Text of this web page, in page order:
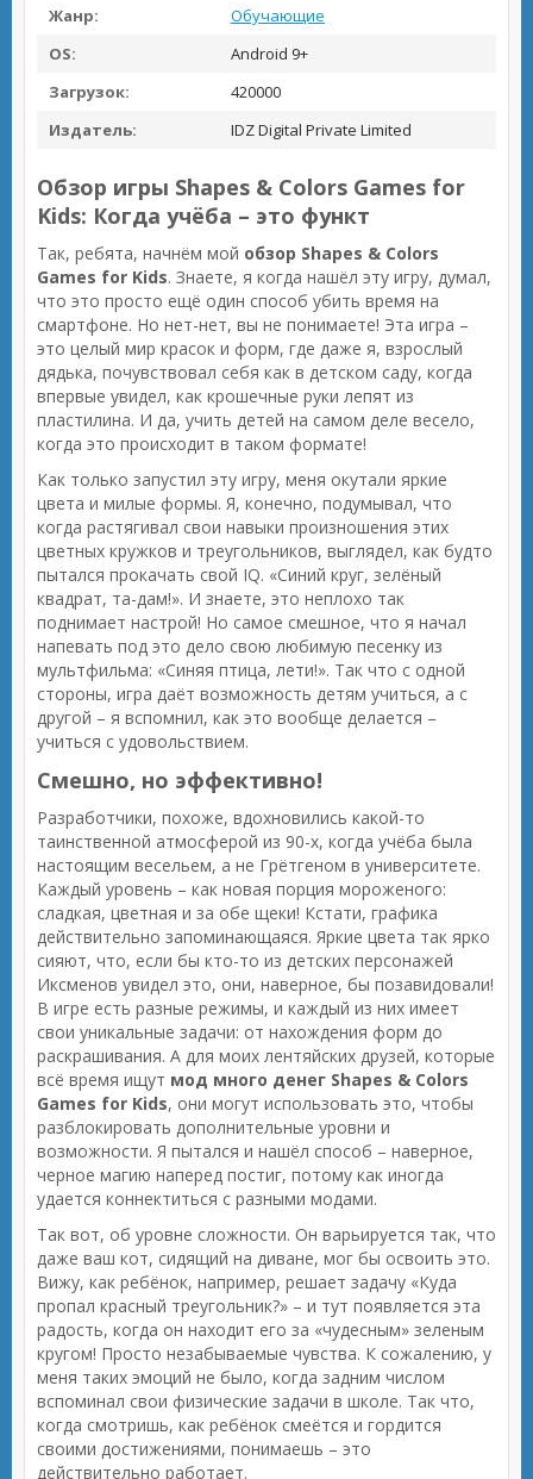
Жанр:
Обучающие
OS:
Android 9+
Загрузок:
420000
Издатель:
IDZ Digital Private Limited
Обзор игры Shapes & Colors Games for
Kids: Когда учёба – это функт
Так, ребята, начнём мой обзор Shapes & Colors
Games for Kids. Знаете, я когда нашёл эту игру, думал,
что это просто ещё один способ убить время на
смартфоне. Но нет-нет, вы не понимаете! Эта игра –
это целый мир красок и форм, где даже я, взрослый
дядька, почувствовал себя как в детском саду, когда
впервые увидел, как крошечные руки лепят из
пластилина. И да, учить детей на самом деле весело,
когда это происходит в таком формате!
Как только запустил эту игру, меня окутали яркие
цвета и милые формы. Я, конечно, подумывал, что
когда растягивал свои навыки произношения этих
цветных кружков и треугольников, выглядел, как будто
пытался прокачать свой IQ. «Синий круг, зелёный
квадрат, та-дам!». И знаете, это неплохо так
поднимает настрой! Но самое смешное, что я начал
напевать под это дело свою любимую песенку из
мультфильма: «Синяя птица, лети!». Так что с одной
стороны, игра даёт возможность детям учиться, а с
другой – я вспомнил, как это вообще делается –
учиться с удовольствием.
Смешно, но эффективно!
Разработчики, похоже, вдохновились какой-то
таинственной атмосферой из 90-х, когда учёба была
настоящим весельем, а не Грётгеном в университете.
Каждый уровень – как новая порция мороженого:
сладкая, цветная и за обе щеки! Кстати, графика
действительно запоминающаяся. Яркие цвета так ярко
сияют, что, если бы кто-то из детских персонажей
Иксменов увидел это, они, наверное, бы позавидовали!
В игре есть разные режимы, и каждый из них имеет
свои уникальные задачи: от нахождения форм до
раскрашивания. А для моих лентяйских друзей, которые
всё время ищут мод много денег Shapes & Colors
Games for Kids, они могут использовать это, чтобы
разблокировать дополнительные уровни и
возможности. Я пытался и нашёл способ – наверное,
черное магию наперед постиг, потому как иногда
удается коннектиться с разными модами.
Так вот, об уровне сложности. Он варьируется так, что
даже ваш кот, сидящий на диване, мог бы освоить это.
Вижу, как ребёнок, например, решает задачу «Куда
пропал красный треугольник?» – и тут появляется эта
радость, когда он находит его за «чудесным» зеленым
кругом! Просто незабываемые чувства. К сожалению, у
меня таких эмоций не было, когда задним числом
вспоминал свои физические задачи в школе. Так что,
когда смотришь, как ребёнок смеётся и гордится
своими достижениями, понимаешь – это
действительно работает.